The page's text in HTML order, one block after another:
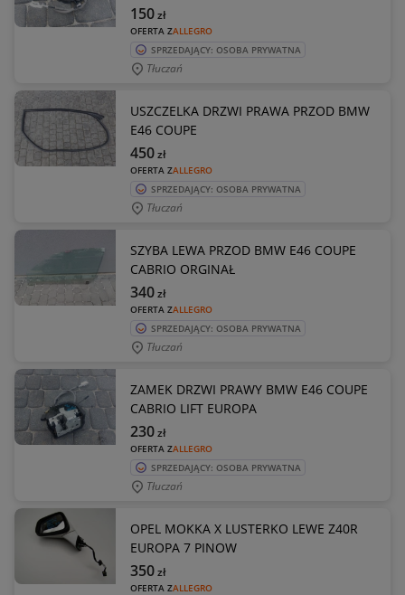
OFERTA ZALLEGRO
150zł
SPRZEDAJĄCY: OSOBA PRYWATNA
Tłuczań
USZCZELKA DRZWI PRAWA PRZOD BMW
E46 COUPE
OFERTA ZALLEGRO
450zł
SPRZEDAJĄCY: OSOBA PRYWATNA
Tłuczań
SZYBA LEWA PRZOD BMW E46 COUPE
CABRIO ORGINAŁ
OFERTA ZALLEGRO
340zł
SPRZEDAJĄCY: OSOBA PRYWATNA
Tłuczań
ZAMEK DRZWI PRAWY BMW E46 COUPE
CABRIO LIFT EUROPA
OFERTA ZALLEGRO
230zł
SPRZEDAJĄCY: OSOBA PRYWATNA
Tłuczań
OPEL MOKKA X LUSTERKO LEWE Z40R
EUROPA 7 PINOW
OFERTA ZALLEGRO
350zł